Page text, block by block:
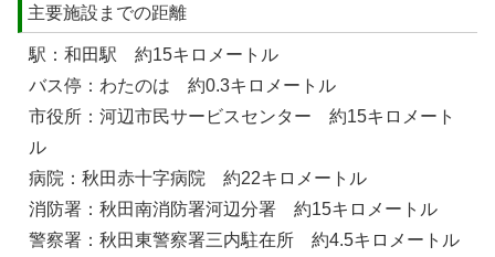
主要施設までの距離
駅：和田駅 約15キロメートル
バス停：わたのは 約0.3キロメートル
市役所：河辺市民サービスセンター 約15キロメート
ル
病院：秋田赤十字病院 約22キロメートル
消防署：秋田南消防署河辺分署 約15キロメートル
警察署：秋田東警察署三内駐在所 約4.5キロメートル